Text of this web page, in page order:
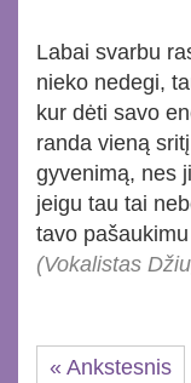
Labai svarbu
nieko nedegi,
kur dėti savo
randa vieną
gyvenimą, nes
jeigu tau tai
tavo
(Vokalistas
« Ankstesnis